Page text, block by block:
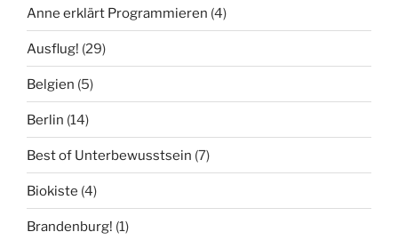
Anne erklärt Programmieren (4)
Ausflug! (29)
Belgien (5)
Berlin (14)
Best of Unterbewusstsein (7)
Biokiste (4)
Brandenburg! (1)